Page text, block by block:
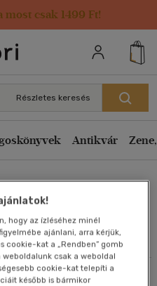
most csak 1499 Ft!
Részletes keresés
Antikvár
Rendezés
csökkenő
növekvő
hogy az ízléséhez minél
ajánlani, arra kérjük,
cookie-kat a „Rendben” gomb
csak a weboldal
cookie-kat telepíti a
később is bármikor